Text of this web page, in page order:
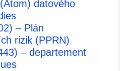
Obsahují tři kategorie
se promítá do
jehož se riziko týká.
na které se vztahují
jsou věcnými břemeny
liší podle úrovně
datového
– Plán
rizik (PPRN)
– departement